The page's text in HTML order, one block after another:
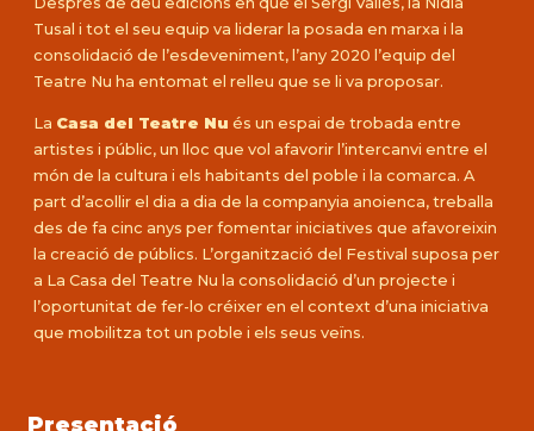
Tusal i tot el seu equip va liderar la posada en marxa i la
consolidació de l’esdeveniment, l’any 2020 l’equip del
Teatre Nu ha entomat el relleu que se li va proposar.
La Casa del Teatre Nu és un espai de trobada entre
artistes i públic, un lloc que vol afavorir l’intercanvi entre el
món de la cultura i els habitants del poble i la comarca. A
part d’acollir el dia a dia de la companyia anoienca, treballa
des de fa cinc anys per fomentar iniciatives que afavoreixin
la creació de públics. L’organització del Festival suposa per
a La Casa del Teatre Nu la consolidació d’un projecte i
l’oportunitat de fer-lo créixer en el context d’una iniciativa
que mobilitza tot un poble i els seus veïns.
Presentació